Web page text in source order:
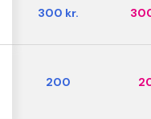
300 kr.
200